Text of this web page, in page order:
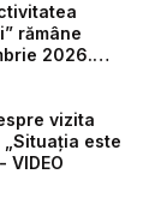
rămâne
2026.
vizita
este